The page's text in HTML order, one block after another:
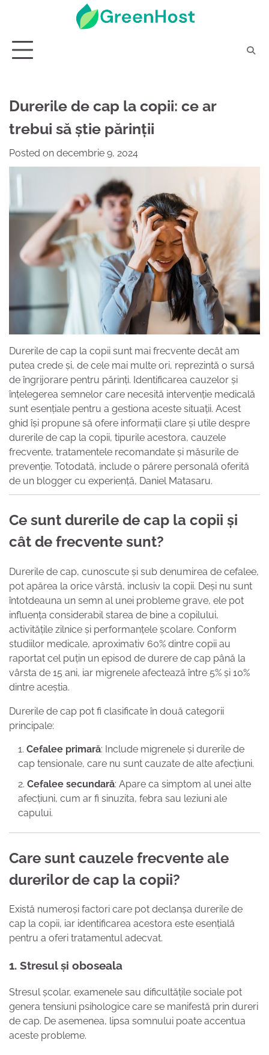
Durerile de cap la copii: ce ar
trebui să știe părinții
Posted on decembrie 9, 2024
Durerile de cap la copii sunt mai frecvente decât am
putea crede și, de cele mai multe ori, reprezintă o sursă
de îngrijorare pentru părinți. Identificarea cauzelor și
înțelegerea semnelor care necesită intervenție medicală
sunt esențiale pentru a gestiona aceste situații. Acest
ghid își propune să ofere informații clare și utile despre
durerile de cap la copii, tipurile acestora, cauzele
frecvente, tratamentele recomandate și măsurile de
prevenție. Totodată, include o părere personală oferită
de un blogger cu experiență, Daniel Matasaru.
Ce sunt durerile de cap la copii și
cât de frecvente sunt?
Durerile de cap, cunoscute și sub denumirea de cefalee,
pot apărea la orice vârstă, inclusiv la copii. Deși nu sunt
întotdeauna un semn al unei probleme grave, ele pot
influența considerabil starea de bine a copilului,
activitățile zilnice și performanțele școlare. Conform
studiilor medicale, aproximativ 60% dintre copii au
raportat cel puțin un episod de durere de cap până la
vârsta de 15 ani, iar migrenele afectează între 5% și 10%
dintre aceștia.
Durerile de cap pot fi clasificate în două categorii
principale:
Cefalee primară: Include migrenele și durerile de
cap tensionale, care nu sunt cauzate de alte afecțiuni.
Cefalee secundară: Apare ca simptom al unei alte
afecțiuni, cum ar fi sinuzita, febra sau leziuni ale
capului.
Care sunt cauzele frecvente ale
durerilor de cap la copii?
Există numeroși factori care pot declanșa durerile de
cap la copii, iar identificarea acestora este esențială
pentru a oferi tratamentul adecvat.
1. Stresul și oboseala
Stresul școlar, examenele sau dificultățile sociale pot
genera tensiuni psihologice care se manifestă prin dureri
de cap. De asemenea, lipsa somnului poate accentua
aceste probleme.